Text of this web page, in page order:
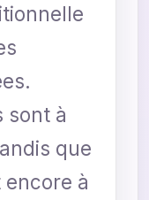
sont à
que
encore à